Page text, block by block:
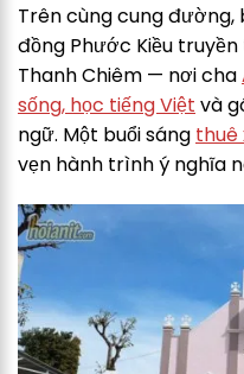
Trên cùng cung đường,
đồng Phước Kiều
Thanh Chiêm — nơi cha
sống, học tiếng Việt và
ngữ. Một buổi sáng thuê
vẹn hành trình ý nghĩa